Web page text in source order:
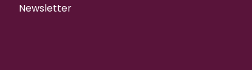
Newsletter